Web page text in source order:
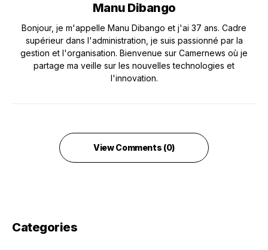
Manu Dibango
Bonjour, je m'appelle Manu Dibango et j'ai 37 ans. Cadre
supérieur dans l'administration, je suis passionné par la
gestion et l'organisation. Bienvenue sur Camernews où je
partage ma veille sur les nouvelles technologies et
l'innovation.
View Comments (0)
Categories